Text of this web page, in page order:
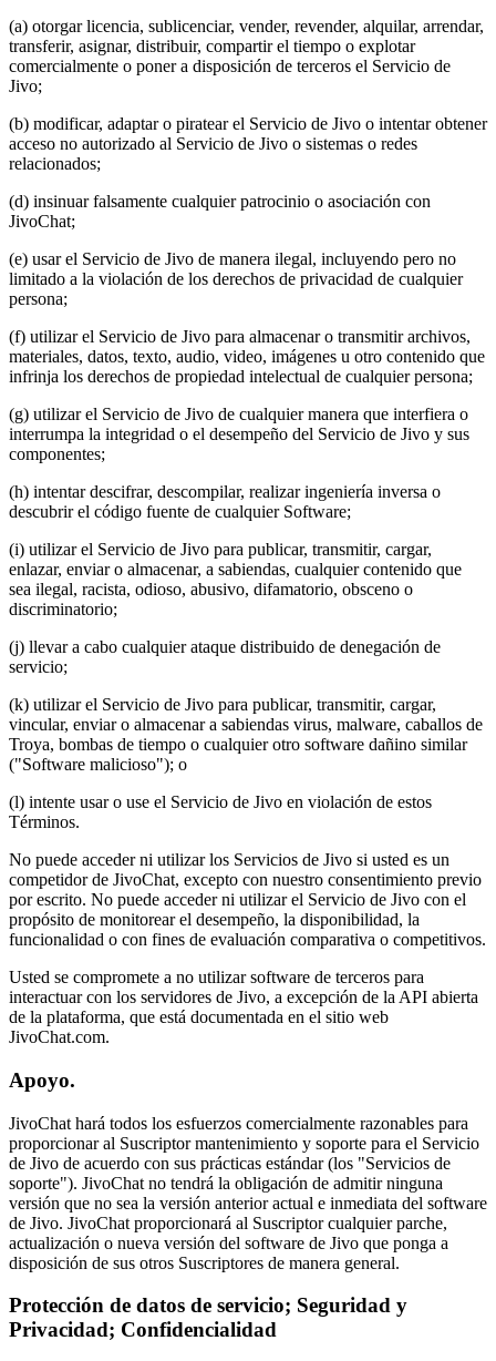
(a) otorgar licencia, sublicenciar, vender, revender, alquilar, arrendar,
transferir, asignar, distribuir, compartir el tiempo o explotar
comercialmente o poner a disposición de terceros el Servicio de
Jivo;
(b) modificar, adaptar o piratear el Servicio de Jivo o intentar obtener
acceso no autorizado al Servicio de Jivo o sistemas o redes
relacionados;
(d) insinuar falsamente cualquier patrocinio o asociación con
JivoChat;
(e) usar el Servicio de Jivo de manera ilegal, incluyendo pero no
limitado a la violación de los derechos de privacidad de cualquier
persona;
(f) utilizar el Servicio de Jivo para almacenar o transmitir archivos,
materiales, datos, texto, audio, video, imágenes u otro contenido que
infrinja los derechos de propiedad intelectual de cualquier persona;
(g) utilizar el Servicio de Jivo de cualquier manera que interfiera o
interrumpa la integridad o el desempeño del Servicio de Jivo y sus
componentes;
(h) intentar descifrar, descompilar, realizar ingeniería inversa o
descubrir el código fuente de cualquier Software;
(i) utilizar el Servicio de Jivo para publicar, transmitir, cargar,
enlazar, enviar o almacenar, a sabiendas, cualquier contenido que
sea ilegal, racista, odioso, abusivo, difamatorio, obsceno o
discriminatorio;
(j) llevar a cabo cualquier ataque distribuido de denegación de
servicio;
(k) utilizar el Servicio de Jivo para publicar, transmitir, cargar,
vincular, enviar o almacenar a sabiendas virus, malware, caballos de
Troya, bombas de tiempo o cualquier otro software dañino similar
("Software malicioso"); o
(l) intente usar o use el Servicio de Jivo en violación de estos
Términos.
No puede acceder ni utilizar los Servicios de Jivo si usted es un
competidor de JivoChat, excepto con nuestro consentimiento previo
por escrito. No puede acceder ni utilizar el Servicio de Jivo con el
propósito de monitorear el desempeño, la disponibilidad, la
funcionalidad o con fines de evaluación comparativa o competitivos.
Usted se compromete a no utilizar software de terceros para
interactuar con los servidores de Jivo, a excepción de la API abierta
de la plataforma, que está documentada en el sitio web
JivoChat.com.
Apoyo.
JivoChat hará todos los esfuerzos comercialmente razonables para
proporcionar al Suscriptor mantenimiento y soporte para el Servicio
de Jivo de acuerdo con sus prácticas estándar (los "Servicios de
soporte"). JivoChat no tendrá la obligación de admitir ninguna
versión que no sea la versión anterior actual e inmediata del software
de Jivo. JivoChat proporcionará al Suscriptor cualquier parche,
actualización o nueva versión del software de Jivo que ponga a
disposición de sus otros Suscriptores de manera general.
Protección de datos de servicio; Seguridad y
Privacidad; Confidencialidad